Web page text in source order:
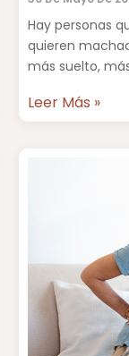
Hay personas
quieren
más suelto,
Leer Más »